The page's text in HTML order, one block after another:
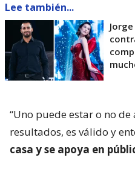
Lee también...
“Uno puede estar o no
resultados, es válido y
casa y se apoya en